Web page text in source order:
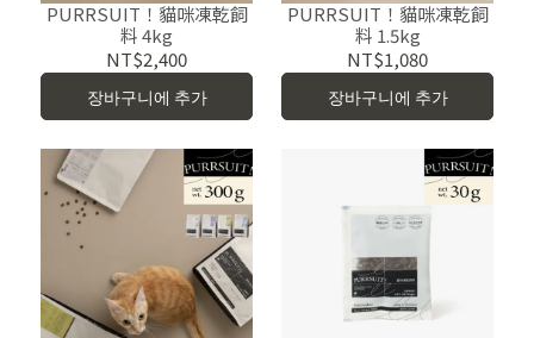
PURRSUIT！貓咪凍乾飼
料 4kg
NT$2,400
장바구니에 추가
PURRSUIT！貓咪凍乾飼
料 1.5kg
NT$1,080
장바구니에 추가